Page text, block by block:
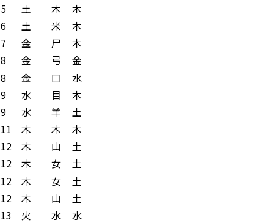
5 土 木
木
6 土 米
木
7 金 尸
木
8 金 弓
金
8 金 口
水
9 水 目
木
9 水 羊
土
11 木 木
木
12 木 山
土
12 木 女
土
12 木 女
土
12 木 山
土
13 火 水
水